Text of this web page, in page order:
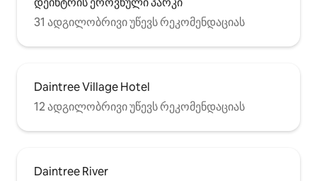
31 ადგილობრივი უწევს რეკომენდაციას
Daintree Village Hotel
12 ადგილობრივი უწევს რეკომენდაციას
Daintree River